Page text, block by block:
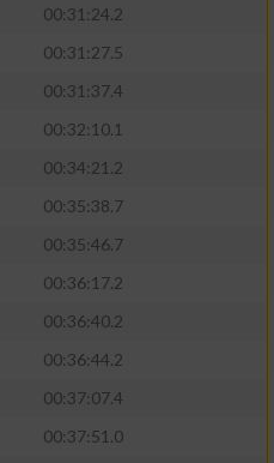
00:31:24.2
00:31:27.5
00:31:37.4
00:32:10.1
00:34:21.2
00:35:38.7
00:35:46.7
00:36:17.2
00:36:40.2
00:36:44.2
00:37:07.4
00:37:51.0